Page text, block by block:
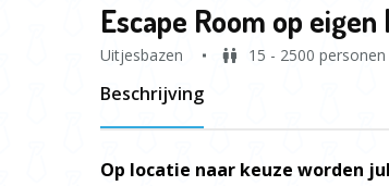
Escape Room op
Uitjesbazen 15 - 2500 personen
Beschrijving
Op locatie naar keuze worden